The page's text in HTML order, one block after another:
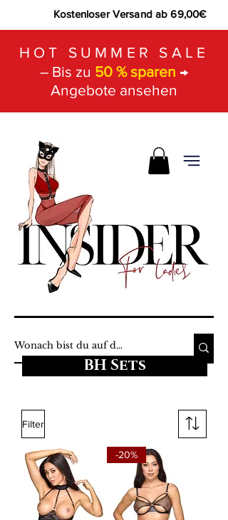
Kostenloser Versand ab 69,00€
HOT SUMMER SALE
– Bis zu 50 % sparen →
Angebote ansehen
BH Sets
Filter
-20%